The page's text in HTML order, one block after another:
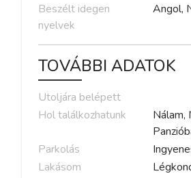
Beszélt idegen
nyelvek
Angol,
TOVÁBBI ADATOK
Utoljára belépett
Hol találkozhatunk
Nálam,
Parkolás
Lakásom